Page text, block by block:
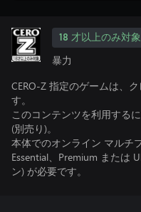
18 才以上のみ対象
暴力
CERO-Z 指定のゲームは、
す。
このコンテンツを利用する
(別売り)。
本体でのオンライン マルチ
Essential、Premium または
ン) が必要です。